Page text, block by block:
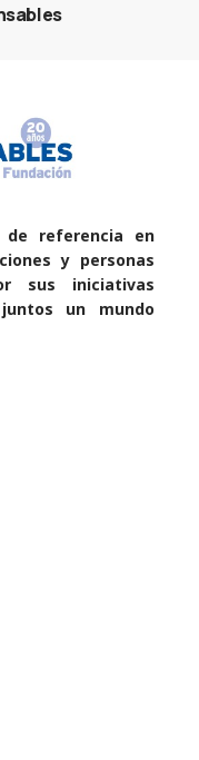
de referencia en
y personas
sus iniciativas
un mundo